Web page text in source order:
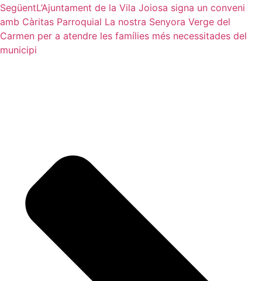
SegüentL’Ajuntament de la Vila Joiosa signa un conveni
amb Càritas Parroquial La nostra Senyora Verge del
Carmen per a atendre les famílies més necessitades del
municipi